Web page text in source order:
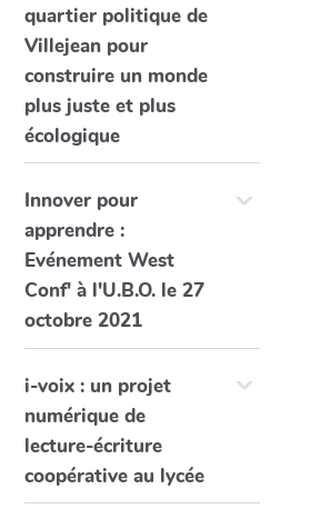
quartier politique de
Villejean pour
construire un monde
plus juste et plus
écologique
Innover pour
apprendre :
Evénement West
Conf' à l'U.B.O. le 27
octobre 2021
i-voix : un projet
numérique de
lecture-écriture
coopérative au lycée